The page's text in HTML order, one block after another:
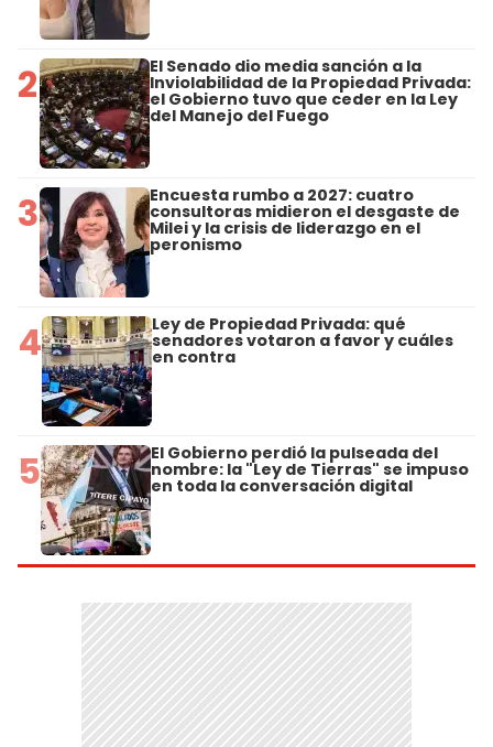
2 El Senado dio media sanción a la
Inviolabilidad de la Propiedad Privada:
el Gobierno tuvo que ceder en la Ley
del Manejo del Fuego
3 Encuesta rumbo a 2027: cuatro
consultoras midieron el desgaste de
Milei y la crisis de liderazgo en el
peronismo
4 Ley de Propiedad Privada: qué
senadores votaron a favor y cuáles
en contra
5 El Gobierno perdió la pulseada del
nombre: la "Ley de Tierras" se impuso
en toda la conversación digital